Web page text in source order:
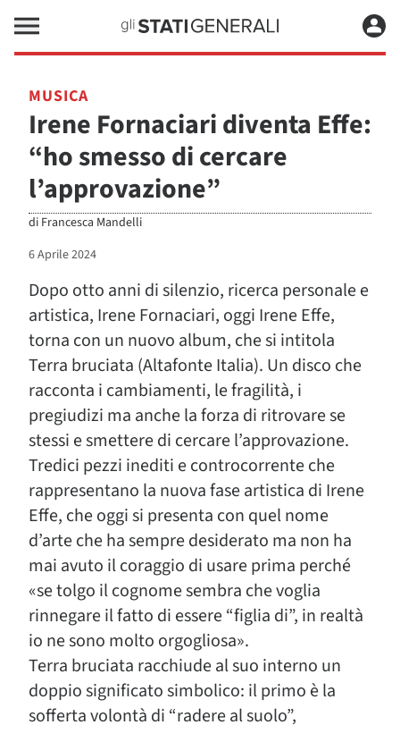
MUSICA
Irene Fornaciari diventa Effe:
“ho smesso di cercare
l’approvazione”
di Francesca Mandelli
6 Aprile 2024
Dopo otto anni di silenzio, ricerca personale e
artistica, Irene Fornaciari, oggi Irene Effe,
torna con un nuovo album, che si intitola
Terra bruciata (Altafonte Italia). Un disco che
racconta i cambiamenti, le fragilità, i
pregiudizi ma anche la forza di ritrovare se
stessi e smettere di cercare l’approvazione.
Tredici pezzi inediti e controcorrente che
rappresentano la nuova fase artistica di Irene
Effe, che oggi si presenta con quel nome
d’arte che ha sempre desiderato ma non ha
mai avuto il coraggio di usare prima perché
«se tolgo il cognome sembra che voglia
rinnegare il fatto di essere “figlia di”, in realtà
io ne sono molto orgogliosa».
Terra bruciata racchiude al suo interno un
doppio significato simbolico: il primo è la
sofferta volontà di “radere al suolo”,